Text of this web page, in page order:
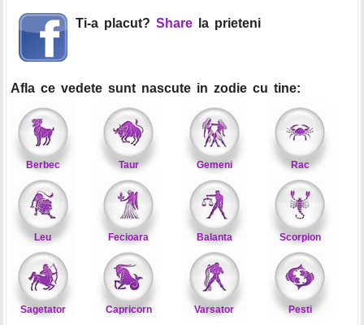
Ti-a placut? Share la prieteni
Afla ce vedete sunt nascute in zodie cu tine:
Berbec Taur Gemeni Rac
Leu Fecioara Balanta Scorpion
Sagetator Capricorn Varsator Pesti